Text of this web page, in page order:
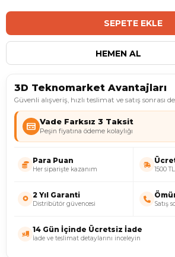
3D Teknomarket Avantajları
Güvenli alışveriş, hızlı teslimat ve satış sonrası
Vade Farksız 3 Taksit
Peşin fiyatına ödeme kolaylığı
Para Puan
Her siparişte kazanım 1500
2 Yıl Garanti
Distribütör güvencesi Satış
14 Gün İçinde Ücretsiz İade
İade ve teslimat detaylarını inceleyin